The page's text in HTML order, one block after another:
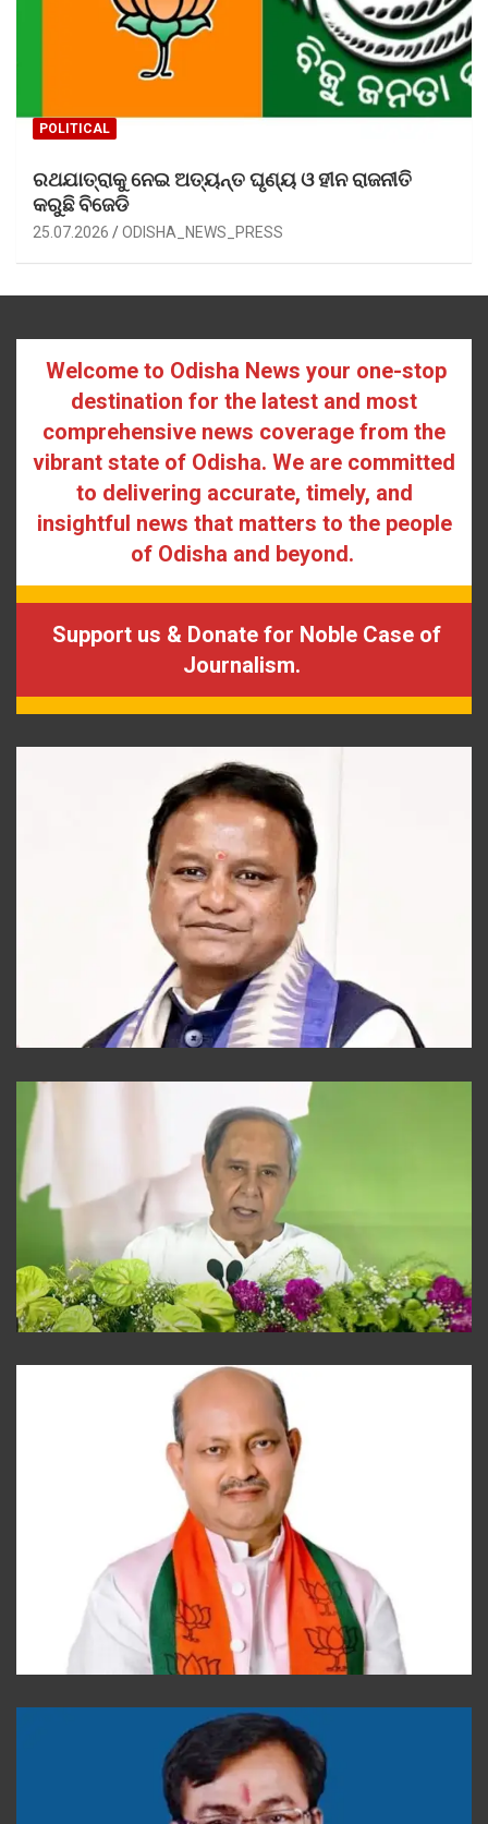
POLITICAL
ରଥଯାତ୍ରାକୁ ନେଇ ଅତ୍ୟନ୍ତ ଘୃଣ୍ୟ ଓ ହୀନ ରାଜନୀତି
କରୁଛି ବିଜେଡି
25.07.2026 ODISHA_NEWS_PRESS
Welcome to Odisha News your one-stop
destination for the latest and most
comprehensive news coverage from the
vibrant state of Odisha. We are committed
to delivering accurate, timely, and
insightful news that matters to the people
of Odisha and beyond.
Support us & Donate for Noble Case of
Journalism.